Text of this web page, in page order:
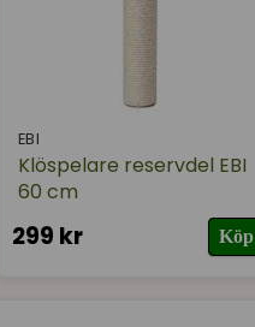
EBI
Klöspelare reservdel EBI
60 cm
299 kr Köp